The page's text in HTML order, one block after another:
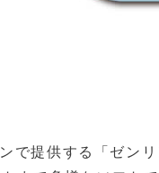
で提供する「ゼン